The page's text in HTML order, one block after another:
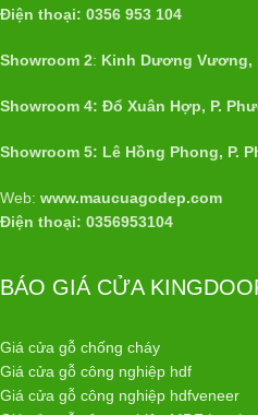
Điện thoại: 0356 953 104
Showroom 2: Kinh Dương Vương,
Showroom 4: Đổ Xuân Hợp, P.
Showroom 5: Lê Hồng Phong, P.
Web: www.maucuagodep.com
Điện thoại: 0356953104
BÁO GIÁ CỬA
Giá cửa gỗ chống cháy
Giá cửa gỗ công nghiệp hdf
Giá cửa gỗ công nghiệp hdfveneer